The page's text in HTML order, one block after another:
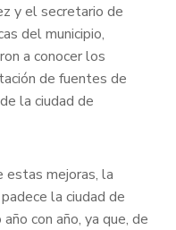
y el secretario de
del municipio,
a conocer los
de fuentes de
la ciudad de
estas mejoras, la
la ciudad de
con año, ya que, de